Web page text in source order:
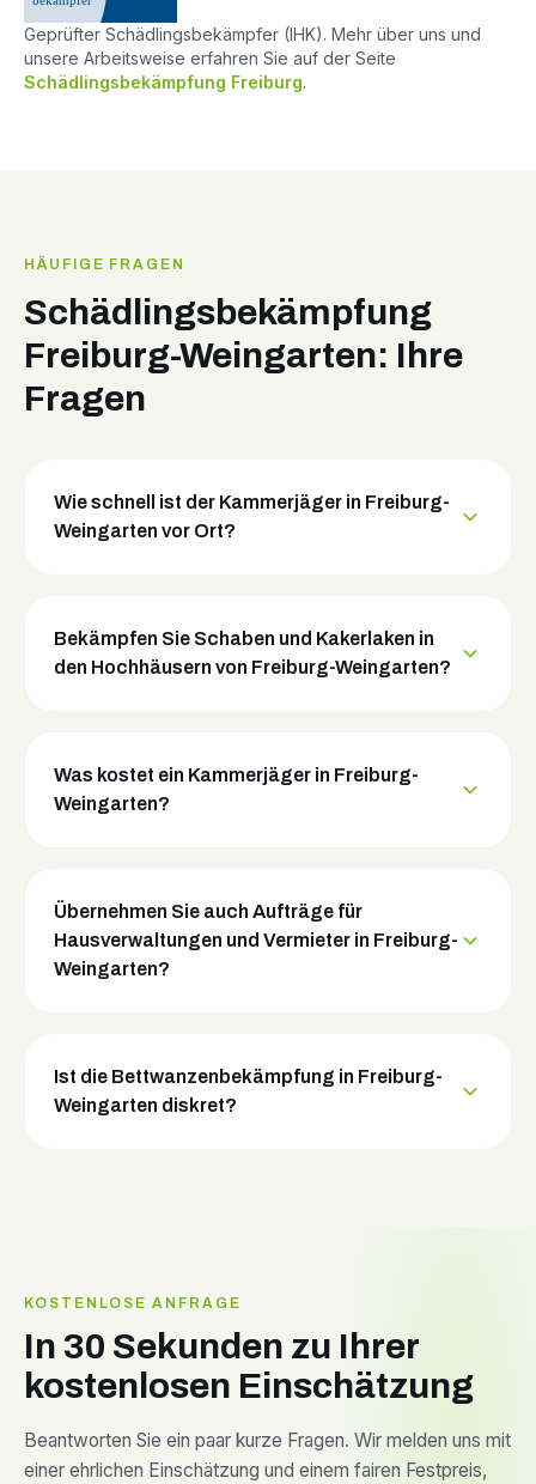
Geprüfter Schädlingsbekämpfer (IHK). Mehr über uns und
unsere Arbeitsweise erfahren Sie auf der Seite
Schädlingsbekämpfung Freiburg.
HÄUFIGE FRAGEN
Schädlingsbekämpfung
Freiburg-Weingarten: Ihre
Fragen
Wie schnell ist der Kammerjäger in Freiburg-
Weingarten vor Ort?
Bekämpfen Sie Schaben und Kakerlaken in
den Hochhäusern von Freiburg-Weingarten?
Was kostet ein Kammerjäger in Freiburg-
Weingarten?
Übernehmen Sie auch Aufträge für
Hausverwaltungen und Vermieter in Freiburg-
Weingarten?
Ist die Bettwanzenbekämpfung in Freiburg-
Weingarten diskret?
KOSTENLOSE ANFRAGE
In 30 Sekunden zu Ihrer
kostenlosen Einschätzung
Beantworten Sie ein paar kurze Fragen. Wir melden uns mit
einer ehrlichen Einschätzung und einem fairen Festpreis,